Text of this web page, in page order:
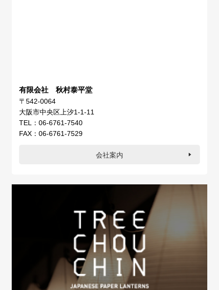
有限会社 秋村泰平堂
〒542-0064
大阪市中央区上汐1-1-11
TEL：06-6761-7540
FAX：06-6761-7529
会社案内